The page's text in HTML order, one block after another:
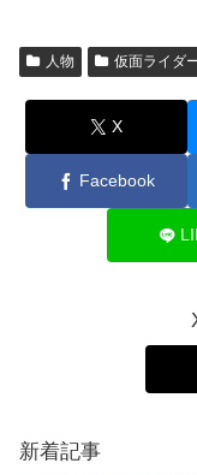
人物 仮面ライダ
X
Facebook
新着記事